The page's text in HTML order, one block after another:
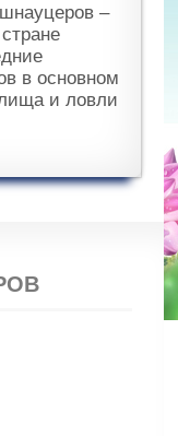
–
в основном
и ловли